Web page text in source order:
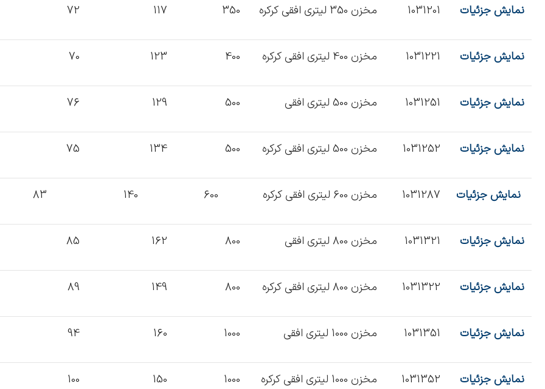
نمایش جزئیات 1031201 مخزن 350 لیتری افقی کرکره 350
117
72
نمایش جزئیات 1031221 مخزن 400 لیتری افقی کرکره 400
123
70
نمایش جزئیات 1031251 مخزن 500 لیتری افقی 500
129
76
نمایش جزئیات 1031252 مخزن 500 لیتری افقی کرکره 500
134
75
نمایش جزئیات 1031287 مخزن 600 لیتری افقی کرکره‌ 600
140
83
نمایش جزئیات 1031321 مخزن 800 لیتری افقی 800
162
85
نمایش جزئیات 1031322 مخزن 800 لیتری افقی کرکره 800
149
89
نمایش جزئیات 1031351 مخزن 1000 لیتری افقی 1000
160
94
نمایش جزئیات 1031352 مخزن 1000 لیتری افقی کرکره 1000
150
100